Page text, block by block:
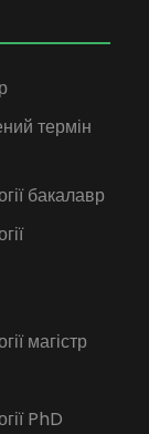
термін
бакалавр
магістр
PhD